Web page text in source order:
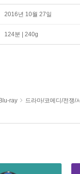
2016년 10월 27일
124분 | 240g
Blu-ray 드라마/코메디/전쟁/